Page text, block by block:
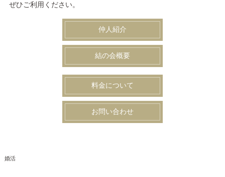
ぜひご利用ください。
仲人紹介
結の会概要
料金について
お問い合わせ
婚活